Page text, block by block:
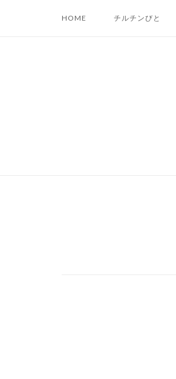
HOME チルチンびと